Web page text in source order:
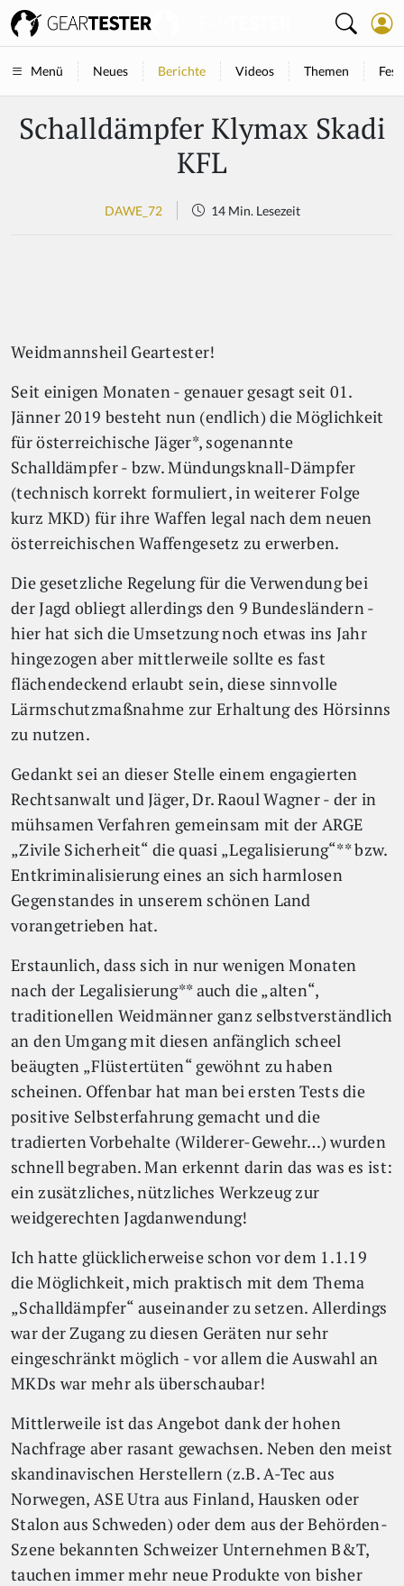
Menü Neues Berichte Videos Themen
Schalldämpfer Klymax Skadi
KFL
DAWE_72 14 Min. Lesezeit
Weidmannsheil Geartester!
Seit einigen Monaten - genauer gesagt seit 01.
Jänner 2019 besteht nun (endlich) die Möglichkeit
für österreichische Jäger*, sogenannte
Schalldämpfer - bzw. Mündungsknall-Dämpfer
(technisch korrekt formuliert, in weiterer Folge
kurz MKD) für ihre Waffen legal nach dem neuen
österreichischen Waffengesetz zu erwerben.
Die gesetzliche Regelung für die Verwendung bei
der Jagd obliegt allerdings den 9 Bundesländern -
hier hat sich die Umsetzung noch etwas ins Jahr
hingezogen aber mittlerweile sollte es fast
flächendeckend erlaubt sein, diese sinnvolle
Lärmschutzmaßnahme zur Erhaltung des Hörsinns
zu nutzen.
Gedankt sei an dieser Stelle einem engagierten
Rechtsanwalt und Jäger, Dr. Raoul Wagner - der in
mühsamen Verfahren gemeinsam mit der ARGE
„Zivile Sicherheit“ die quasi „Legalisierung“** bzw.
Entkriminalisierung eines an sich harmlosen
Gegenstandes in unserem schönen Land
vorangetrieben hat.
Erstaunlich, dass sich in nur wenigen Monaten
nach der Legalisierung** auch die „alten“,
traditionellen Weidmänner ganz selbstverständlich
an den Umgang mit diesen anfänglich scheel
beäugten „Flüstertüten“ gewöhnt zu haben
scheinen. Offenbar hat man bei ersten Tests die
positive Selbsterfahrung gemacht und die
tradierten Vorbehalte (Wilderer-Gewehr…) wurden
schnell begraben. Man erkennt darin das was es ist:
ein zusätzliches, nützliches Werkzeug zur
weidgerechten Jagdanwendung!
Ich hatte glücklicherweise schon vor dem 1.1.19
die Möglichkeit, mich praktisch mit dem Thema
„Schalldämpfer“ auseinander zu setzen. Allerdings
war der Zugang zu diesen Geräten nur sehr
eingeschränkt möglich - vor allem die Auswahl an
MKDs war mehr als überschaubar!
Mittlerweile ist das Angebot dank der hohen
Nachfrage aber rasant gewachsen. Neben den meist
skandinavischen Herstellern (z.B. A-Tec aus
Norwegen, ASE Utra aus Finland, Hausken oder
Stalon aus Schweden) oder dem aus der Behörden-
Szene bekannten Schweizer Unternehmen B&T,
tauchen immer mehr neue Produkte von bisher